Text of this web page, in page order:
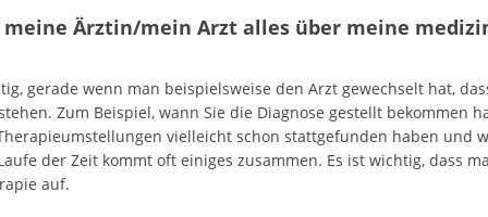
Ärztin/mein Arzt alles über meine
gerade wenn man beispielsweise den Arzt gewechselt hat,
Zum Beispiel, wann Sie die Diagnose gestellt bekommen
vielleicht schon stattgefunden haben und
der Zeit kommt oft einiges zusammen. Es ist wichtig, dass
auf.